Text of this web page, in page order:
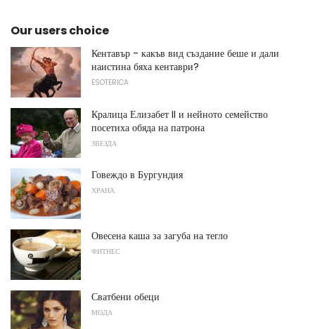
Our users choice
Кентавър - какъв вид създание беше и дали
наистина бяха кентаври?
ESOTERICA
Кралица Елизабет II и нейното семейство
посетиха обяда на патрона
ЗВЕЗДА
Говеждо в Бургундия
ХРАНА
Овесена каша за загуба на тегло
ФИТНЕС
Сватбени обеци
МОДА